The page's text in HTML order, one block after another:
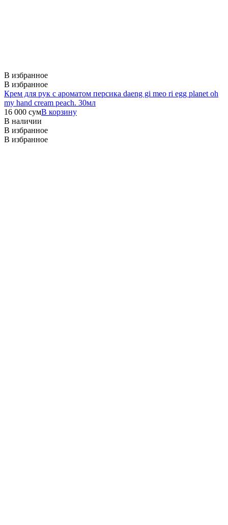
В избранное
В избранное
Крем для рук с ароматом персика daeng gi meo ri egg planet oh
my hand cream peach. 30мл
16 000 сумВ корзину
В наличии
В избранное
В избранное